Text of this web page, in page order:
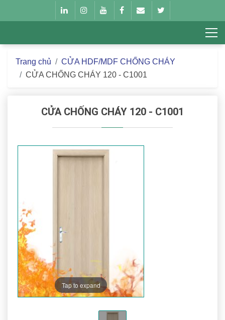
Trang chủ
CỬA HDF/MDF CHỐNG CHÁY
CỬA CHỐNG CHÁY 120 - C1001
CỬA CHỐNG CHÁY 120 - C1001
Tap to expand